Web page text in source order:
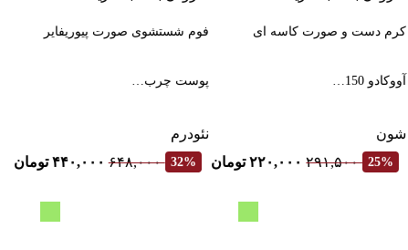
کرم دست و صورت کاسه ای
آووکادو 150…
شون
25% ۲۹۱,۵۰۰ ۲۲۰,۰۰۰ تومان
فوم شستشوی صورت پیوریفایر
پوست چرب…
نئودرم
32% ۶۴۸,۰۰۰ ۴۴۰,۰۰۰ تومان